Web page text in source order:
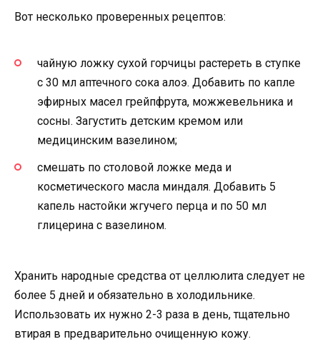
Вот несколько проверенных рецептов:
чайную ложку сухой горчицы растереть в ступке
с 30 мл аптечного сока алоэ. Добавить по капле
эфирных масел грейпфрута, можжевельника и
сосны. Загустить детским кремом или
медицинским вазелином;
смешать по столовой ложке меда и
косметического масла миндаля. Добавить 5
капель настойки жгучего перца и по 50 мл
глицерина с вазелином.
Хранить народные средства от целлюлита следует не
более 5 дней и обязательно в холодильнике.
Использовать их нужно 2-3 раза в день, тщательно
втирая в предварительно очищенную кожу.